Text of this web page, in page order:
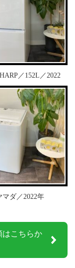
／152L／2022
マダ／2022年
はこちらか